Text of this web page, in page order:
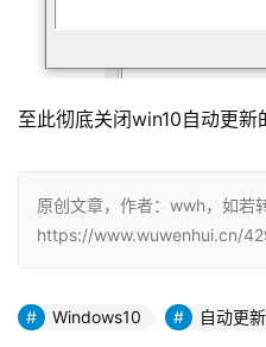
至此彻底关闭win10自动更新
原创文章，作者：wwh，如若
https://www.wuwenhui.cn/
Windows10 自动更新